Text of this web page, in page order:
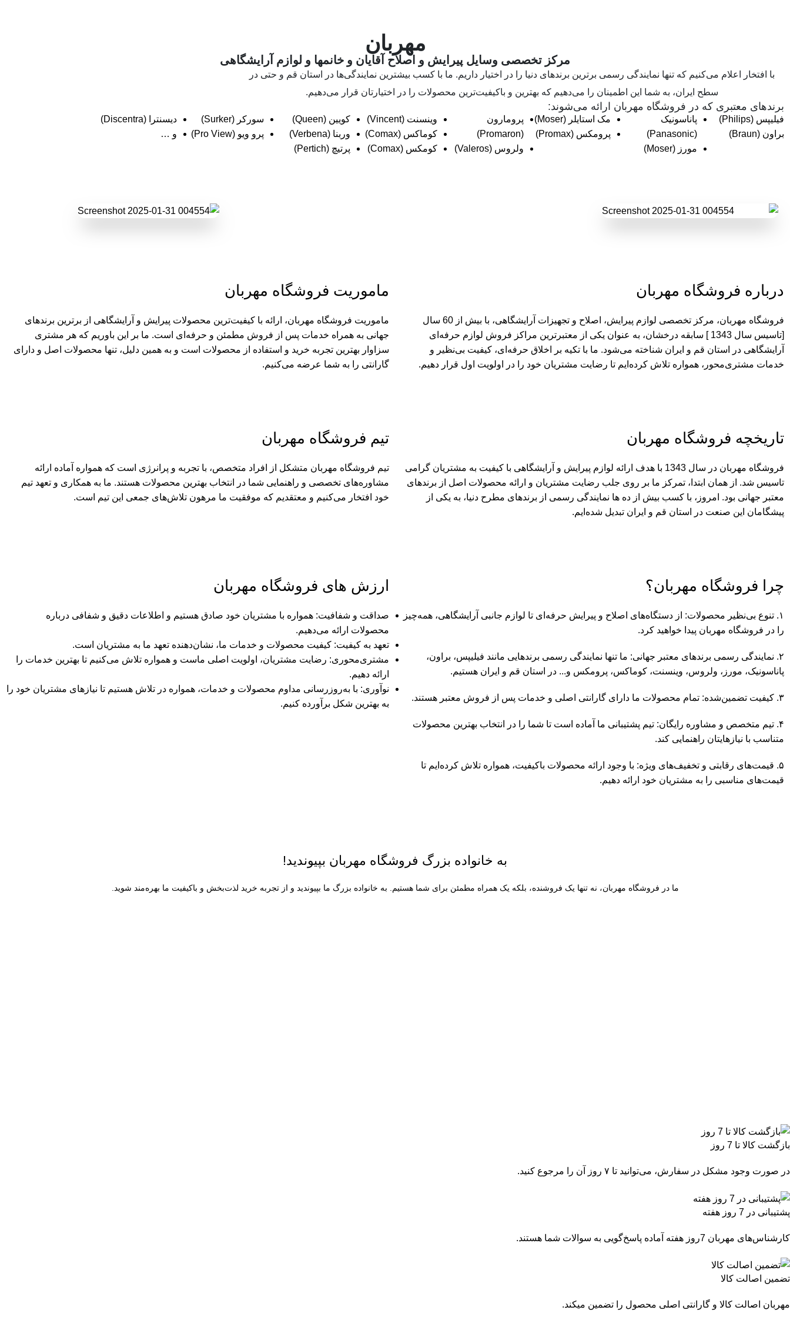
مهربان
مرکز تخصصی وسایل پیرایش و اصلاح آقایان و خانمها و لوازم آرایشگاهی
با افتخار اعلام می‌کنیم که تنها نمایندگی رسمی برترین برندهای دنیا را در اختیار داریم. ما با کسب بیشترین نمایندگی‌ها در استان قم و حتی در
سطح ایران، به شما این اطمینان را می‌دهیم که بهترین و باکیفیت‌ترین محصولات را در اختیارتان قرار می‌دهیم.
برندهای معتبری که در فروشگاه مهربان ارائه می‌شوند:
فیلیپس (Philips)
براون (Braun)
پاناسونیک
(Panasonic)
مورز (Moser)
مک استایلر (Moser)
پرومکس (Promax)
پرومارون
(Promaron)
ولروس (Valeros)
وینسنت (Vincent)
کوماکس (Comax)
کومکس (Comax)
کویین (Queen)
وربنا (Verbena)
پرتیچ (Pertich)
سورکر (Surker)
پرو ویو (Pro View)
دیسنترا (Discentra)
و …
درباره فروشگاه مهربان
فروشگاه مهربان، مرکز تخصصی لوازم پیرایش، اصلاح و تجهیزات آرایشگاهی، با بیش از 60 سال
[تاسیس سال 1343 ] سابقه درخشان، به عنوان یکی از معتبرترین مراکز فروش لوازم حرفه‌ای
آرایشگاهی در استان قم و ایران شناخته می‌شود. ما با تکیه بر اخلاق حرفه‌ای، کیفیت بی‌نظیر و
خدمات مشتری‌محور، همواره تلاش کرده‌ایم تا رضایت مشتریان خود را در اولویت اول قرار دهیم.
ماموریت فروشگاه مهربان
ماموریت فروشگاه مهربان، ارائه با کیفیت‌ترین محصولات پیرایش و آرایشگاهی از برترین برندهای
جهانی به همراه خدمات پس از فروش مطمئن و حرفه‌ای است. ما بر این باوریم که هر مشتری
سزاوار بهترین تجربه خرید و استفاده از محصولات است و به همین دلیل، تنها محصولات اصل و دارای
گارانتی را به شما عرضه می‌کنیم.
تاریخچه فروشگاه مهربان
فروشگاه مهربان در سال 1343 با هدف ارائه لوازم پیرایش و آرایشگاهی با کیفیت به مشتریان گرامی
تاسیس شد. از همان ابتدا، تمرکز ما بر روی جلب رضایت مشتریان و ارائه محصولات اصل از برندهای
معتبر جهانی بود. امروز، با کسب بیش از ده ها نمایندگی رسمی از برندهای مطرح دنیا، به یکی از
پیشگامان این صنعت در استان قم و ایران تبدیل شده‌ایم.
تیم فروشگاه مهربان
تیم فروشگاه مهربان متشکل از افراد متخصص، با تجربه و پرانرژی است که همواره آماده ارائه
مشاوره‌های تخصصی و راهنمایی شما در انتخاب بهترین محصولات هستند. ما به همکاری و تعهد تیم
خود افتخار می‌کنیم و معتقدیم که موفقیت ما مرهون تلاش‌های جمعی این تیم است.
چرا فروشگاه مهربان؟
۱. تنوع بی‌نظیر محصولات: از دستگاه‌های اصلاح و پیرایش حرفه‌ای تا لوازم جانبی آرایشگاهی، همه‌چیز
را در فروشگاه مهربان پیدا خواهید کرد.
۲. نمایندگی رسمی برندهای معتبر جهانی: ما تنها نمایندگی رسمی برندهایی مانند فیلیپس، براون،
پاناسونیک، مورز، ولروس، وینسنت، کوماکس، پرومکس و... در استان قم و ایران هستیم.
۳. کیفیت تضمین‌شده: تمام محصولات ما دارای گارانتی اصلی و خدمات پس از فروش معتبر هستند.
۴. تیم متخصص و مشاوره رایگان: تیم پشتیبانی ما آماده است تا شما را در انتخاب بهترین محصولات
متناسب با نیازهایتان راهنمایی کند.
۵. قیمت‌های رقابتی و تخفیف‌های ویژه: با وجود ارائه محصولات باکیفیت، همواره تلاش کرده‌ایم تا
قیمت‌های مناسبی را به مشتریان خود ارائه دهیم.
ارزش های فروشگاه مهربان
صداقت و شفافیت: همواره با مشتریان خود صادق هستیم و اطلاعات دقیق و شفافی درباره
محصولات ارائه می‌دهیم.
تعهد به کیفیت: کیفیت محصولات و خدمات ما، نشان‌دهنده تعهد ما به مشتریان است.
مشتری‌محوری: رضایت مشتریان، اولویت اصلی ماست و همواره تلاش می‌کنیم تا بهترین خدمات را
ارائه دهیم.
نوآوری: با به‌روزرسانی مداوم محصولات و خدمات، همواره در تلاش هستیم تا نیازهای مشتریان خود را
به بهترین شکل برآورده کنیم.
به خانواده بزرگ فروشگاه مهربان بپیوندید!
ما در فروشگاه مهربان، نه تنها یک فروشنده، بلکه یک همراه مطمئن برای شما هستیم. به خانواده بزرگ ما بپیوندید و از تجربه خرید لذت‌بخش و باکیفیت ما بهره‌مند شوید.
بازگشت کالا تا 7 روز
در صورت وجود مشکل در سفارش، می‌توانید تا ۷ روز آن را مرجوع کنید.
پشتیبانی در 7 روز هفته
کارشناس‌های مهربان 7روز هفته آماده پاسخ‌گویی به سوالات شما هستند.
تضمین اصالت کالا
مهربان اصالت کالا و گارانتی اصلی محصول را تضمین میکند.